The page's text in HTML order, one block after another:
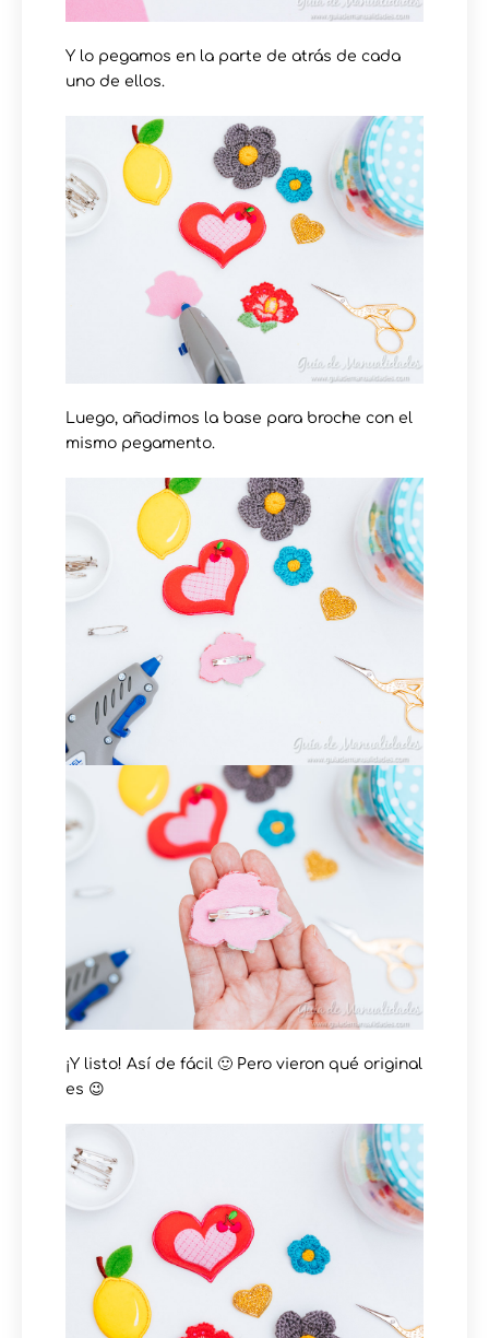
Y lo pegamos en la parte de atrás de cada
uno de ellos.
Luego, añadimos la base para broche con el
mismo pegamento.
¡Y listo! Así de fácil 🙂 Pero vieron qué original
es 😉